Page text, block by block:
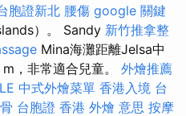
胞證新北 腰傷 google 關鍵
）。 Sandy 新竹推拿整
Mina海灘距離Jelsa中
m，非常適合兒童。 外燴推薦
中式外燴菜單 香港入境 台
台胞證 香港 外燴 意思 按摩